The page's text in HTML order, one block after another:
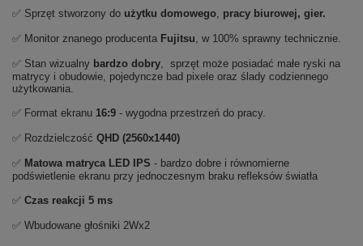
✅ Sprzęt stworzony do użytku domowego, pracy biurowej, gier.
✅ Monitor znanego producenta Fujitsu, w 100% sprawny technicznie.
✅ Stan wizualny bardzo dobry, sprzęt może posiadać małe ryski na
matrycy i obudowie, pojedyncze bad pixele oraz ślady codziennego
użytkowania.
✅ Format ekranu 16:9 - wygodna przestrzeń do pracy.
✅ Rozdzielczość QHD (2560x1440)
✅ Matowa matryca LED IPS - bardzo dobre i równomierne
podświetlenie ekranu przy jednoczesnym braku refleksów światła
✅ Czas reakcji 5 ms
✅ Wbudowane głośniki 2Wx2